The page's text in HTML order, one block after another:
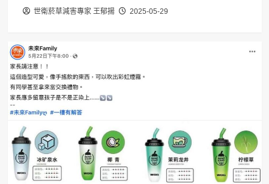
世衛菸草減害專家 王郁揚 2025-05-29